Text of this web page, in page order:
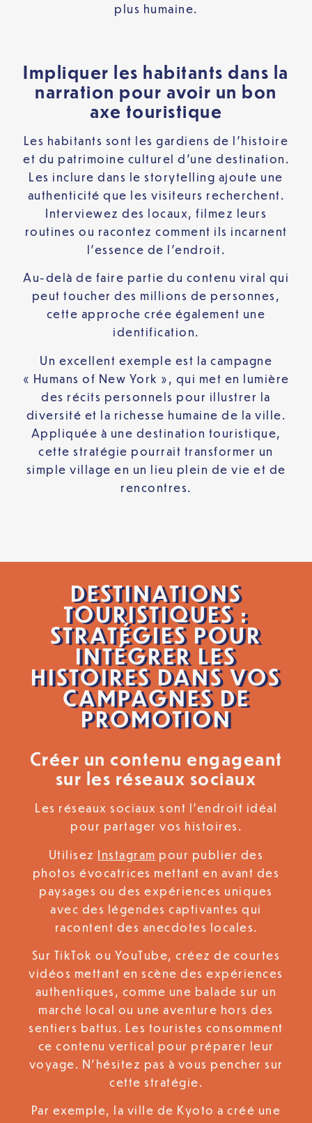
plus humaine.
Impliquer les habitants dans la
narration pour avoir un bon
axe touristique
Les habitants sont les gardiens de l’histoire
et du patrimoine culturel d’une destination.
Les inclure dans le storytelling ajoute une
authenticité que les visiteurs recherchent.
Interviewez des locaux, filmez leurs
routines ou racontez comment ils incarnent
l’essence de l’endroit.
Au-delà de faire partie du contenu viral qui
peut toucher des millions de personnes,
cette approche crée également une
identification.
Un excellent exemple est la campagne
« Humans of New York », qui met en lumière
des récits personnels pour illustrer la
diversité et la richesse humaine de la ville.
Appliquée à une destination touristique,
cette stratégie pourrait transformer un
simple village en un lieu plein de vie et de
rencontres.
DESTINATIONS
TOURISTIQUES :
STRATÉGIES POUR
INTÉGRER LES
HISTOIRES DANS VOS
CAMPAGNES DE
PROMOTION
Créer un contenu engageant
sur les réseaux sociaux
Les réseaux sociaux sont l’endroit idéal
pour partager vos histoires.
Utilisez Instagram pour publier des
photos évocatrices mettant en avant des
paysages ou des expériences uniques
avec des légendes captivantes qui
racontent des anecdotes locales.
Sur TikTok ou YouTube, créez de courtes
vidéos mettant en scène des expériences
authentiques, comme une balade sur un
marché local ou une aventure hors des
sentiers battus. Les touristes consomment
ce contenu vertical pour préparer leur
voyage. N’hésitez pas à vous pencher sur
cette stratégie.
Par exemple, la ville de Kyoto a créé une